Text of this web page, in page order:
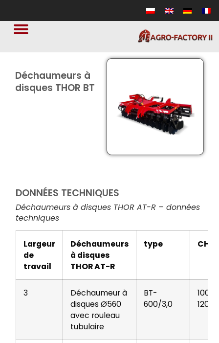
Déchaumeurs à
disques THOR BT
DONNÉES TECHNIQUES
Déchaumeurs à disques THOR AT-R – données
techniques
Largeur
de
travail
Déchaumeurs
à disques
THOR AT-R
type CH
3
Déchaumeur à
disques Ø560
avec rouleau
tubulaire
BT-
600/3,0
100-
120